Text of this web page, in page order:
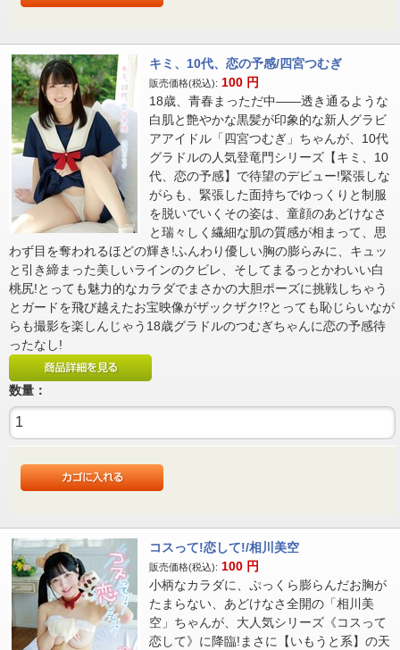
キミ、10代、恋の予感/四宮つむぎ
販売価格(税込): 100 円
18歳、青春まっただ中――透き通るような
白肌と艶やかな黒髪が印象的な新人グラビ
アアイドル「四宮つむぎ」ちゃんが、10代
グラドルの人気登竜門シリーズ【キミ、10
代、恋の予感】で待望のデビュー!緊張しな
がらも、緊張した面持ちでゆっくりと制服
を脱いでいくその姿は、童顔のあどけなさ
と瑞々しく繊細な肌の質感が相まって、思
わず目を奪われるほどの輝き!ふんわり優しい胸の膨らみに、キュッ
と引き締まった美しいラインのクビレ、そしてまるっとかわいい白
桃尻!とっても魅力的なカラダでまさかの大胆ポーズに挑戦しちゃう
とガードを飛び越えたお宝映像がザックザク!?とっても恥じらいなが
らも撮影を楽しんじゃう18歳グラドルのつむぎちゃんに恋の予感待
ったなし!
数量：
コスって!恋して!/相川美空
販売価格(税込): 100 円
小柄なカラダに、ぷっくら膨らんだお胸が
たまらない、あどけなさ全開の「相川美
空」ちゃんが、大人気シリーズ《コスって
恋して》に降臨!まさに【いもうと系】の天